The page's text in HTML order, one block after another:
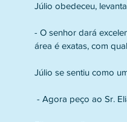
Júlio obedeceu,
- O senhor dará
área é exatas, com
Júlio se sentiu como
- Agora peço ao Sr.